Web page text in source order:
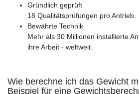
Gründlich geprüft
18 Qualitätsprüfungen pro Antrieb.
Bewährte Technik
Mehr als 30 Millionen installierte
ihre Arbeit - weltweit.
Wie berechne ich das Gewicht
Beispiel für eine